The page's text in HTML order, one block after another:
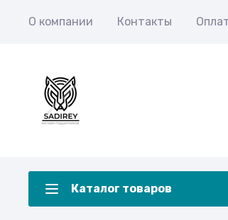
О компании Контакты
Каталог товаров